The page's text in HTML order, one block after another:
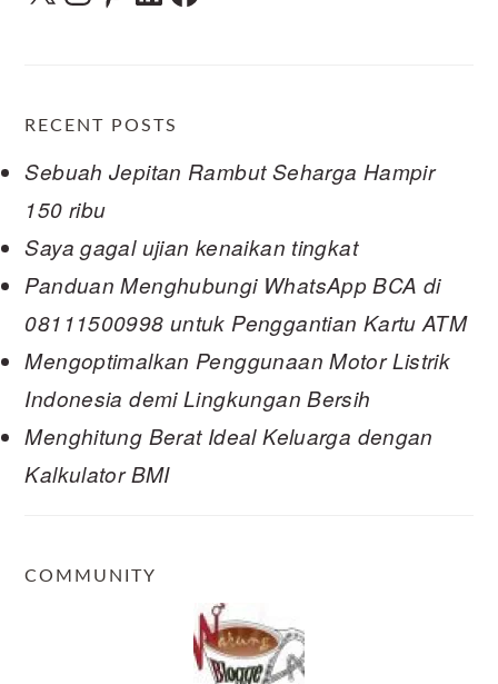
RECENT POSTS
Sebuah Jepitan Rambut Seharga Hampir
150 ribu
Saya gagal ujian kenaikan tingkat
Panduan Menghubungi WhatsApp BCA di
08111500998 untuk Penggantian Kartu ATM
Mengoptimalkan Penggunaan Motor Listrik
Indonesia demi Lingkungan Bersih
Menghitung Berat Ideal Keluarga dengan
Kalkulator BMI
COMMUNITY